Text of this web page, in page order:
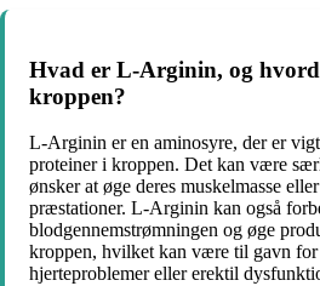
Hvad er L-Arginin, og
kroppen?
L-Arginin er en aminosyre, der er
proteiner i kroppen. Det kan være
ønsker at øge deres muskelmasse
præstationer. L-Arginin kan også
blodgennemstrømningen og øge
kroppen, hvilket kan være til gavn for
hjerteproblemer eller erektil